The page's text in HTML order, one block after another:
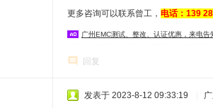
更多咨询可以联系曾工， 电话：139
广州EMC测试、整改、认证优惠，来电
回复
发表于 2023-8-12 09:33:19